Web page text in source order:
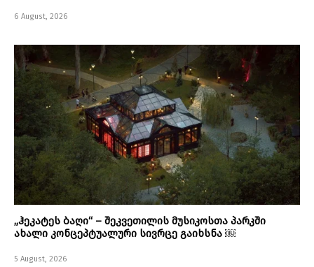
6 August, 2026
„ჰეკატეს ბაღი“ – შეკვეთილის მუსიკოსთა პარკში
ახალი კონცეპტუალური სივრცე გაიხსნა ￼
5 August, 2026